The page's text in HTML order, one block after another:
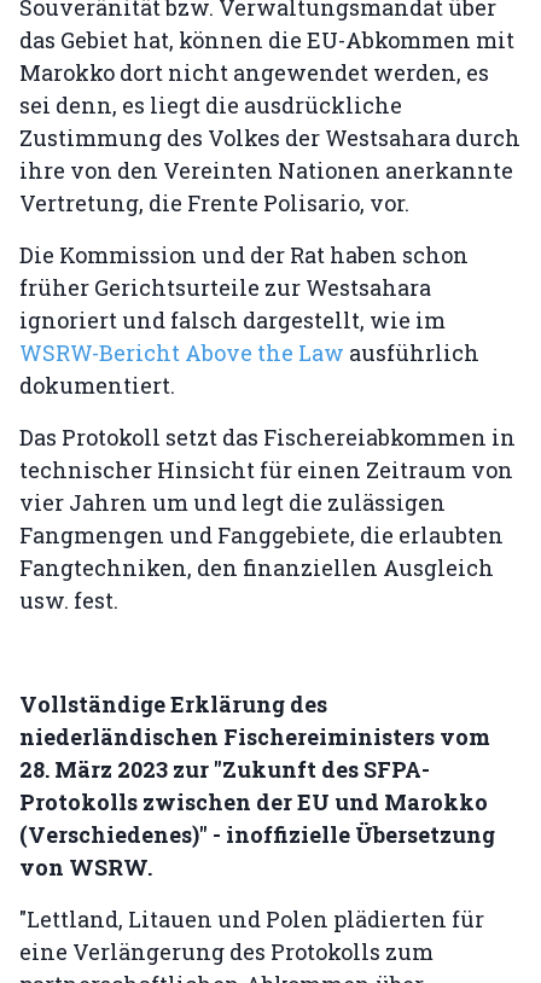
Souveränität bzw. Verwaltungsmandat über
das Gebiet hat, können die EU-Abkommen mit
Marokko dort nicht angewendet werden, es
sei denn, es liegt die ausdrückliche
Zustimmung des Volkes der Westsahara durch
ihre von den Vereinten Nationen anerkannte
Vertretung, die Frente Polisario, vor.
Die Kommission und der Rat haben schon
früher Gerichtsurteile zur Westsahara
ignoriert und falsch dargestellt, wie im
WSRW-Bericht Above the Law ausführlich
dokumentiert.
Das Protokoll setzt das Fischereiabkommen in
technischer Hinsicht für einen Zeitraum von
vier Jahren um und legt die zulässigen
Fangmengen und Fanggebiete, die erlaubten
Fangtechniken, den finanziellen Ausgleich
usw. fest.
Vollständige Erklärung des
niederländischen Fischereiministers vom
28. März 2023 zur "Zukunft des SFPA-
Protokolls zwischen der EU und Marokko
(Verschiedenes)" - inoffizielle Übersetzung
von WSRW.
"Lettland, Litauen und Polen plädierten für
eine Verlängerung des Protokolls zum